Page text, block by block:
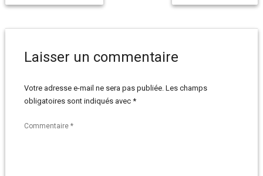
Laisser un commentaire
Votre adresse e-mail ne sera pas publiée. Les champs
obligatoires sont indiqués avec *
Commentaire *